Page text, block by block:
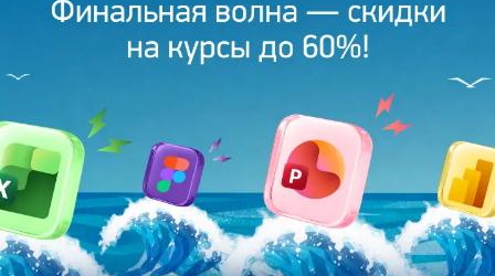
Главная /Банк слайдов / Презентация 526 – Работа
выполнена выпускником академии презентаций
Bonnie&Slide
ПРЕЗЕНТАЦИЯ 526 - РАБОТА
ВЫПОЛНЕНА ВЫПУСКНИКОМ
АКАДЕМИИ ПРЕЗЕНТАЦИЙ
BONNIE&SLIDE